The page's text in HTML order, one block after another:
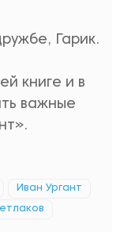
Гарик.
книге и в
важные
Иван Ургант